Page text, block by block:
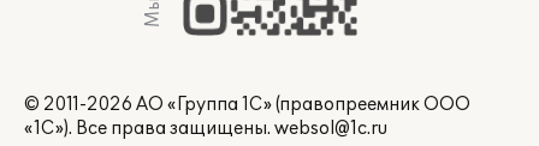
© 2011-2026 АО «Группа 1С» (правопреемник ООО
«1С»). Все права защищены. websol@1c.ru